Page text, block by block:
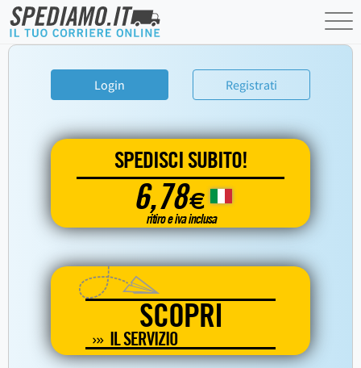
Login Registrati
SPEDISCI SUBITO!
6,78€
ritiro e iva inclusa
SCOPRI
IL SERVIZIO